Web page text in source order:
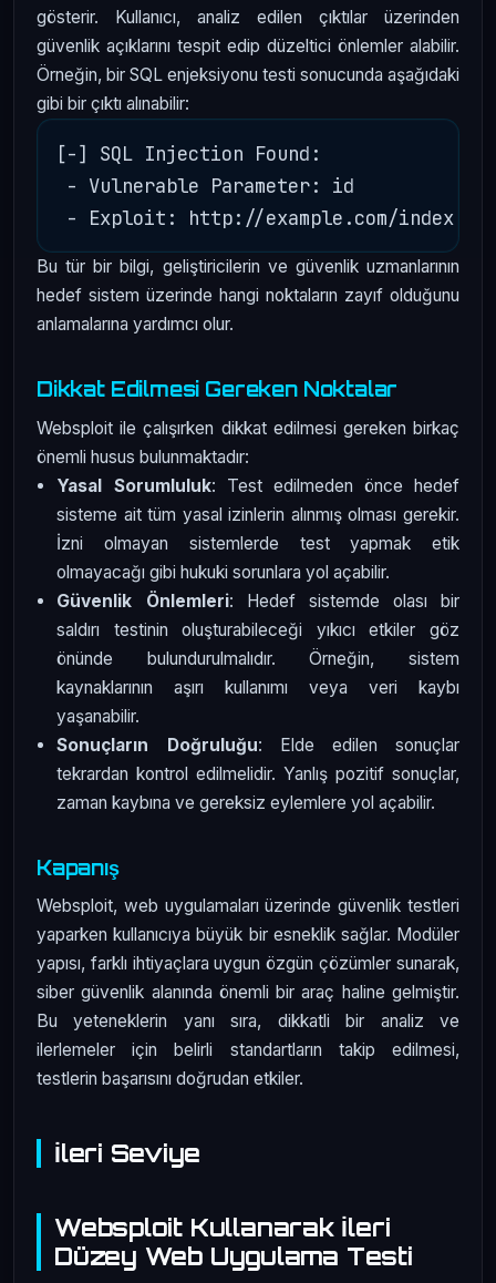
gösterir. Kullanıcı, analiz edilen çıktılar üzerinden
güvenlik açıklarını tespit edip düzeltici önlemler alabilir.
Örneğin, bir SQL enjeksiyonu testi sonucunda aşağıdaki
gibi bir çıktı alınabilir:
[-] SQL Injection Found:
- Vulnerable Parameter: id
Bu tür bir bilgi, geliştiricilerin ve güvenlik uzmanlarının
hedef sistem üzerinde hangi noktaların zayıf olduğunu
anlamalarına yardımcı olur.
Dikkat Edilmesi Gereken Noktalar
Websploit ile çalışırken dikkat edilmesi gereken birkaç
önemli husus bulunmaktadır:
Yasal Sorumluluk: Test edilmeden önce hedef
sisteme ait tüm yasal izinlerin alınmış olması gerekir.
İzni olmayan sistemlerde test yapmak etik
olmayacağı gibi hukuki sorunlara yol açabilir.
Güvenlik Önlemleri: Hedef sistemde olası bir
saldırı testinin oluşturabileceği yıkıcı etkiler göz
önünde bulundurulmalıdır. Örneğin, sistem
kaynaklarının aşırı kullanımı veya veri kaybı
yaşanabilir.
Sonuçların Doğruluğu: Elde edilen sonuçlar
tekrardan kontrol edilmelidir. Yanlış pozitif sonuçlar,
zaman kaybına ve gereksiz eylemlere yol açabilir.
Kapanış
Websploit, web uygulamaları üzerinde güvenlik testleri
yaparken kullanıcıya büyük bir esneklik sağlar. Modüler
yapısı, farklı ihtiyaçlara uygun özgün çözümler sunarak,
siber güvenlik alanında önemli bir araç haline gelmiştir.
Bu yeteneklerin yanı sıra, dikkatli bir analiz ve
ilerlemeler için belirli standartların takip edilmesi,
testlerin başarısını doğrudan etkiler.
İleri Seviye
Websploit Kullanarak İleri
Düzey Web Uygulama Testi